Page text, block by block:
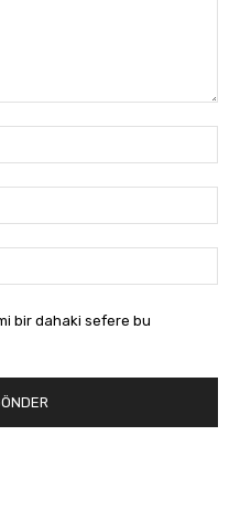
bir dahaki sefere bu